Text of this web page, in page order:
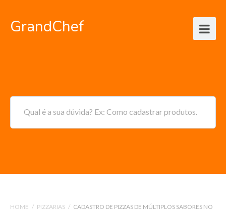
GrandChef
Qual é a sua dúvida? Ex: Como cadastrar produtos.
HOME / PIZZARIAS / CADASTRO DE PIZZAS DE MÚLTIPLOS SABORES NO